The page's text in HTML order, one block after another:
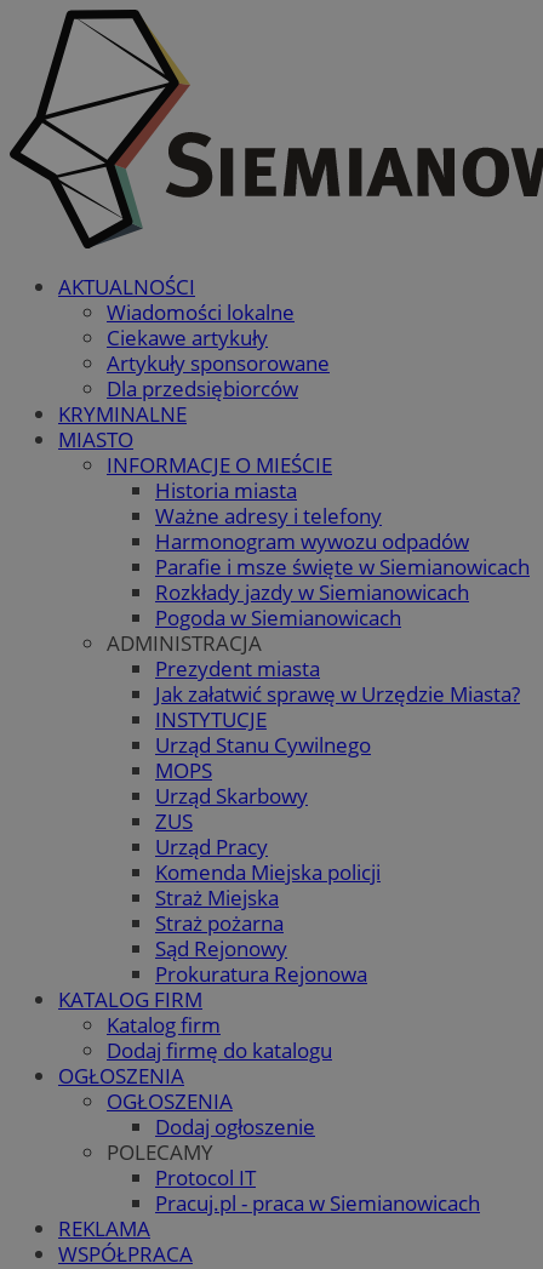
AKTUALNOŚCI
Wiadomości lokalne
Ciekawe artykuły
Artykuły sponsorowane
Dla przedsiębiorców
KRYMINALNE
MIASTO
INFORMACJE O MIEŚCIE
Historia miasta
Ważne adresy i telefony
Harmonogram wywozu odpadów
Parafie i msze święte w Siemianowicach
Rozkłady jazdy w Siemianowicach
Pogoda w Siemianowicach
ADMINISTRACJA
Prezydent miasta
Jak załatwić sprawę w Urzędzie Miasta?
INSTYTUCJE
Urząd Stanu Cywilnego
MOPS
Urząd Skarbowy
ZUS
Urząd Pracy
Komenda Miejska policji
Straż Miejska
Straż pożarna
Sąd Rejonowy
Prokuratura Rejonowa
KATALOG FIRM
Katalog firm
Dodaj firmę do katalogu
OGŁOSZENIA
OGŁOSZENIA
Dodaj ogłoszenie
POLECAMY
Protocol IT
Pracuj.pl - praca w Siemianowicach
REKLAMA
WSPÓŁPRACA